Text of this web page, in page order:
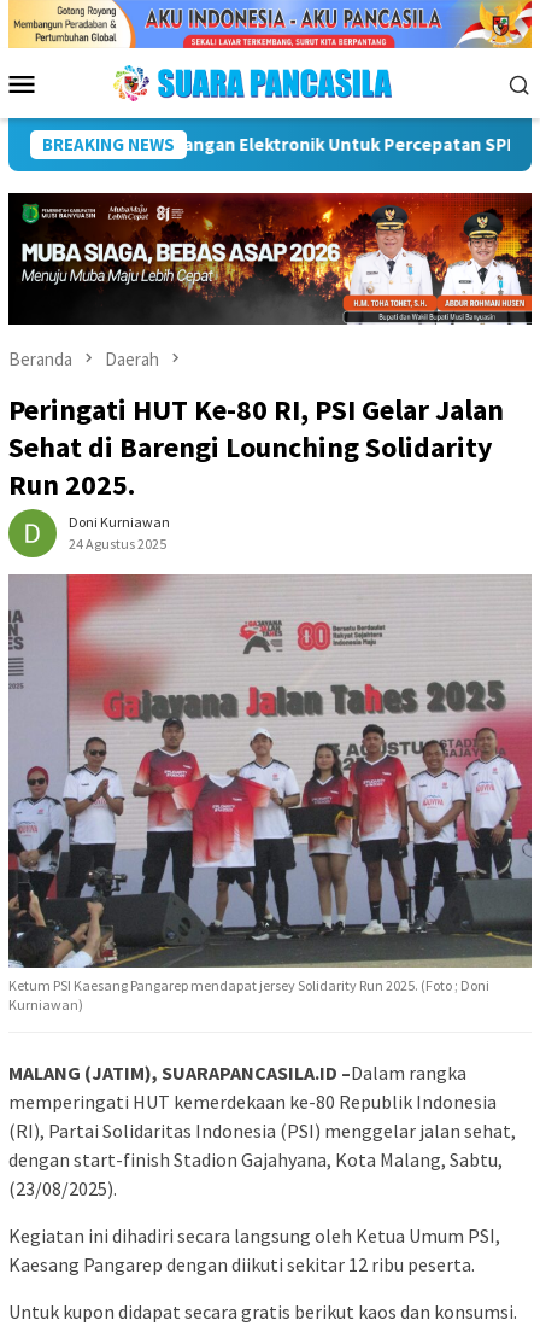
Menu
Mobile
BREAKING NEWS
UMKM Naik Kelas, Ratu Dewa Tekankan Pentingnya AI Di
Beranda Daerah
Peringati HUT Ke-80 RI, PSI Gelar Jalan
Sehat di Barengi Lounching Solidarity
Run 2025.
Doni Kurniawan
24 Agustus 2025
Ketum PSI Kaesang Pangarep mendapat jersey Solidarity Run 2025. (Foto ; Doni
Kurniawan)
MALANG (JATIM), SUARAPANCASILA.ID –Dalam rangka
memperingati HUT kemerdekaan ke-80 Republik Indonesia
(RI), Partai Solidaritas Indonesia (PSI) menggelar jalan sehat,
dengan start-finish Stadion Gajahyana, Kota Malang, Sabtu,
(23/08/2025).
Kegiatan ini dihadiri secara langsung oleh Ketua Umum PSI,
Kaesang Pangarep dengan diikuti sekitar 12 ribu peserta.
Untuk kupon didapat secara gratis berikut kaos dan konsumsi.